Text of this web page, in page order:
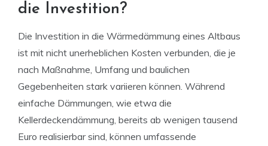
die Investition?
Die Investition in die Wärmedämmung eines Altbaus
ist mit nicht unerheblichen Kosten verbunden, die je
nach Maßnahme, Umfang und baulichen
Gegebenheiten stark variieren können. Während
einfache Dämmungen, wie etwa die
Kellerdeckendämmung, bereits ab wenigen tausend
Euro realisierbar sind, können umfassende